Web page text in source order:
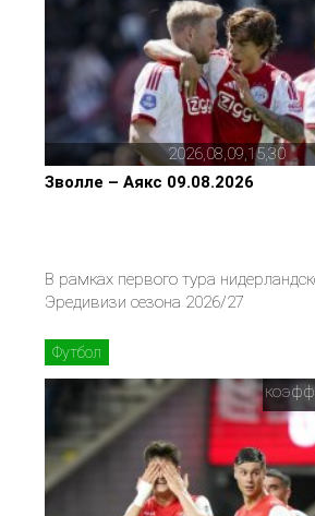
2026,08,09,15,30
Зволле – Аякс 09.08.2026
В рамках первого тура
Эредивизи сезона 2026/27
Футбол